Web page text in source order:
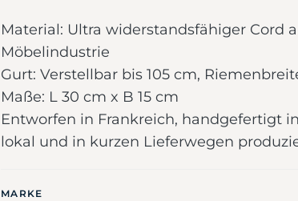
Material: Ultra widerstandsfähiger Cord
Möbelindustrie
Gurt: Verstellbar bis 105 cm,
Maße: L 30 cm x B 15 cm
Entworfen in Frankreich, handgefertigt
lokal und in kurzen Lieferwegen
MARKE